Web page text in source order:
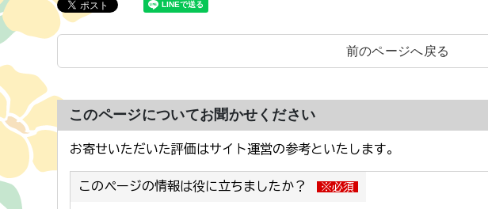
前のページへ戻る
このページについてお聞かせください